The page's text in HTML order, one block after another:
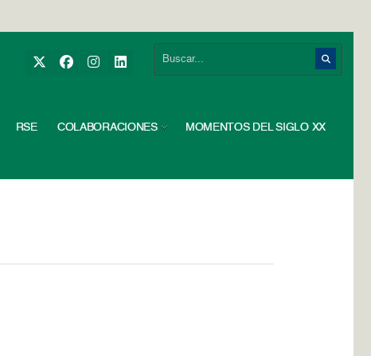
RSE COLABORACIONES MOMENTOS DEL SIGLO XX